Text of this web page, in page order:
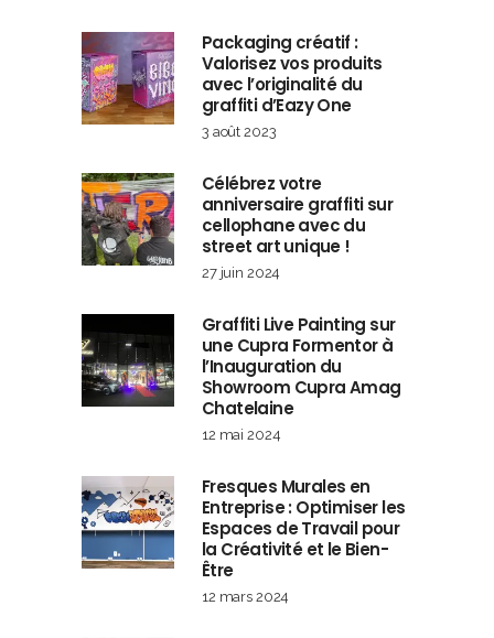
Packaging créatif :
Valorisez vos produits
avec l’originalité du
graffiti d’Eazy One
3 août 2023
Célébrez votre
anniversaire graffiti sur
cellophane avec du
street art unique !
27 juin 2024
Graffiti Live Painting sur
une Cupra Formentor à
l’Inauguration du
Showroom Cupra Amag
Chatelaine
12 mai 2024
Fresques Murales en
Entreprise : Optimiser les
Espaces de Travail pour
la Créativité et le Bien-
Être
12 mars 2024